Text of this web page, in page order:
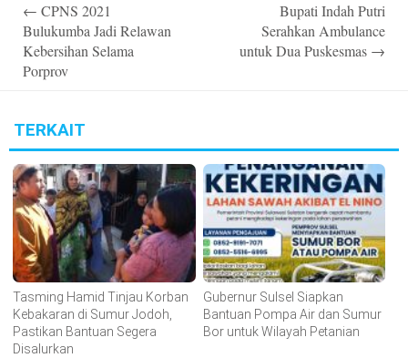
navigation
← CPNS 2021
Bulukumba Jadi Relawan
Kebersihan Selama
Porprov
Bupati Indah Putri
Serahkan Ambulance
untuk Dua Puskesmas →
TERKAIT
Tasming Hamid Tinjau Korban
Kebakaran di Sumur Jodoh,
Pastikan Bantuan Segera
Disalurkan
Gubernur Sulsel Siapkan
Bantuan Pompa Air dan Sumur
Bor untuk Wilayah Petanian